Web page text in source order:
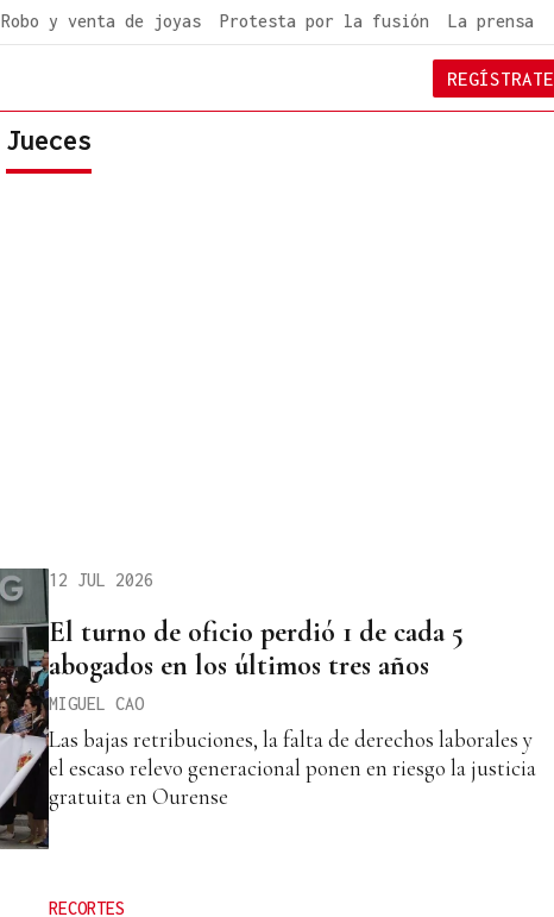
Robo y venta de joyas Protesta por la fusión La prensa
REGÍSTRATE
Jueces
12 JUL 2026
El turno de oficio perdió 1 de cada 5
abogados en los últimos tres años
MIGUEL CAO
Las bajas retribuciones, la falta de derechos laborales y
el escaso relevo generacional ponen en riesgo la justicia
gratuita en Ourense
RECORTES